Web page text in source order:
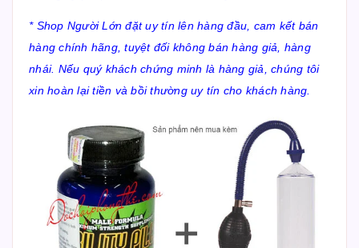
* Shop Người Lớn đặt uy tín lên hàng đầu, cam kết bán
hàng chính hãng, tuyệt đối không bán hàng giả, hàng
nhái. Nếu quý khách chứng minh là hàng giả, chúng tôi
xin hoàn lại tiền và bồi thường uy tín cho khách hàng.